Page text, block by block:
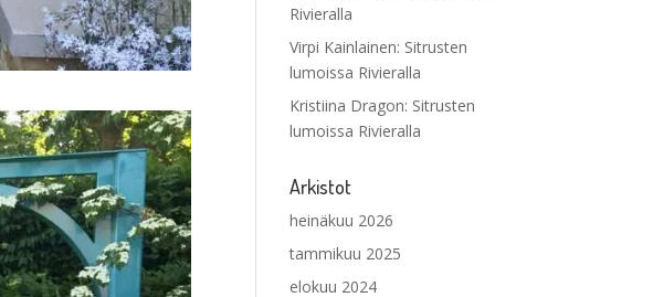
Rivieralla
Virpi Kainlainen: Sitrusten
lumoissa Rivieralla
Kristiina Dragon: Sitrusten
lumoissa Rivieralla
Arkistot
heinäkuu 2026
tammikuu 2025
elokuu 2024